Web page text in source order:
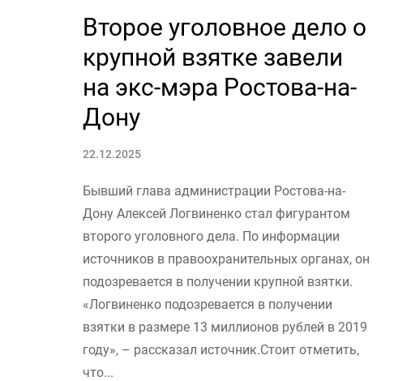
Второе уголовное дело о
крупной взятке завели
на экс-мэра Ростова-на-
Дону
22.12.2025
Бывший глава администрации Ростова-на-
Дону Алексей Логвиненко стал фигурантом
второго уголовного дела. По информации
источников в правоохранительных органах, он
подозревается в получении крупной взятки.
«Логвиненко подозревается в получении
взятки в размере 13 миллионов рублей в 2019
году», – рассказал источник.Стоит отметить,
что...